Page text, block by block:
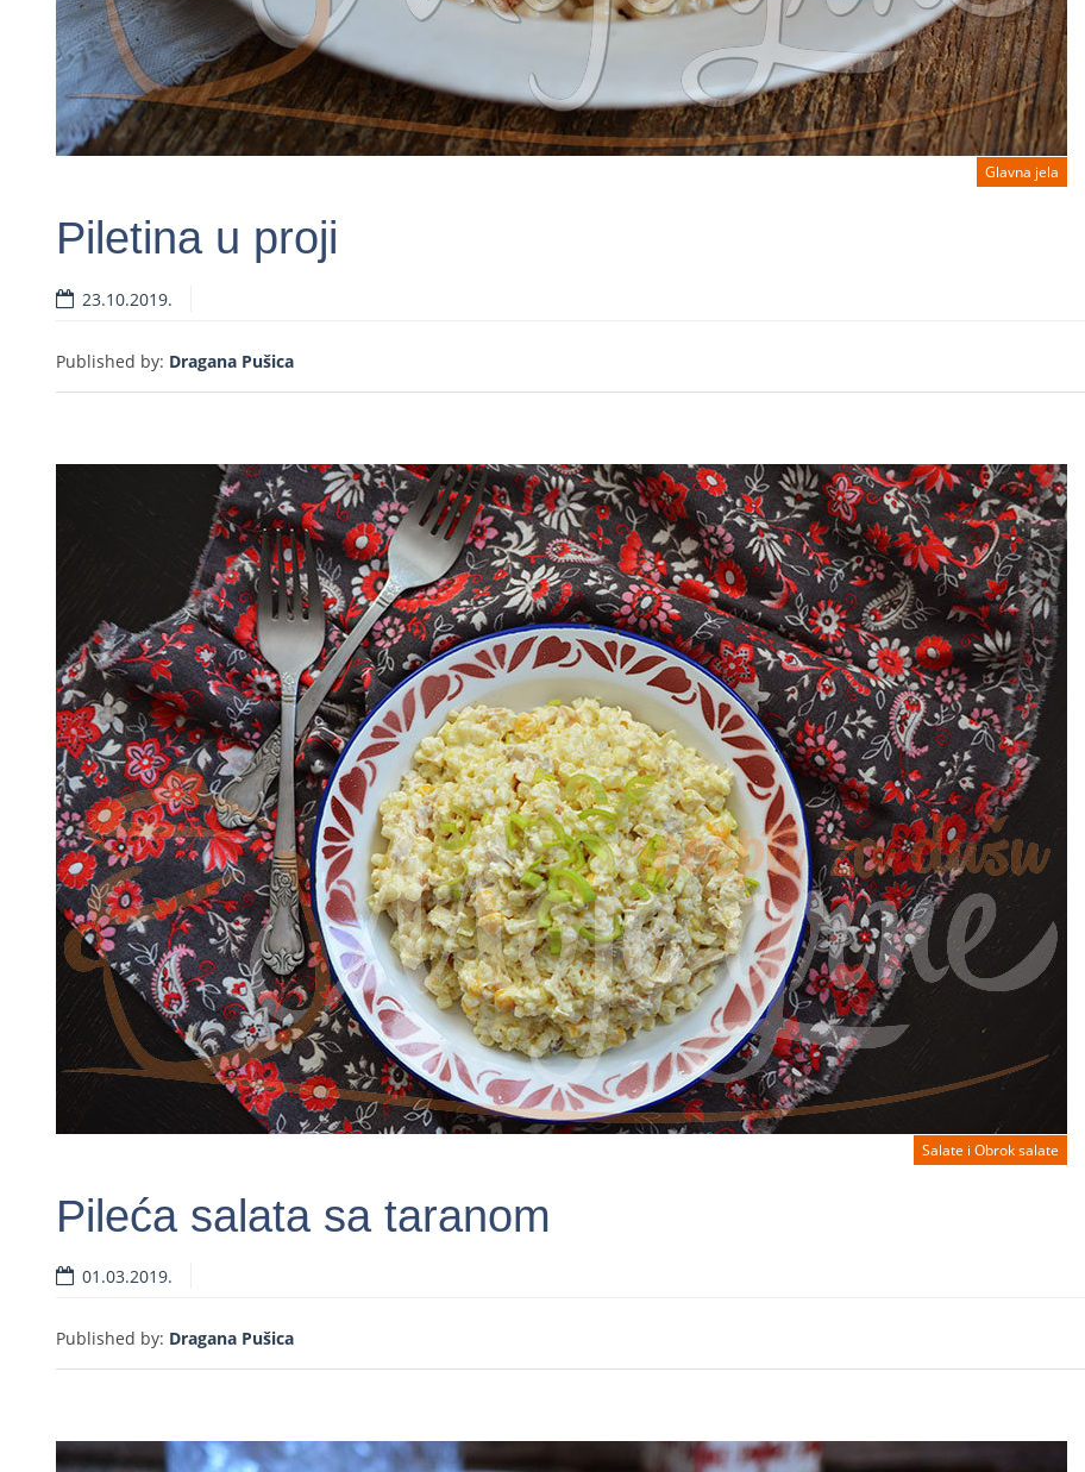
Glavna jela
Piletina u proji
23.10.2019.
Published by: Dragana Pušica
Salate i Obrok salate
Pileća salata sa taranom
01.03.2019.
Published by: Dragana Pušica